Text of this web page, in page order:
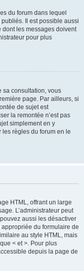
du forum dans lequel
publiés. Il est possible aussi
dont les messages doivent
pour plus
sa consultation, vous
page. Par ailleurs, si
de sujet est
la remontée n’est pas
simplement en y
règles du forum en le
HTML, offrant un large
L’administrateur peut
aussi les désactiver
du formulaire de
au style HTML, mais
< et >. Pour plus
depuis la page de